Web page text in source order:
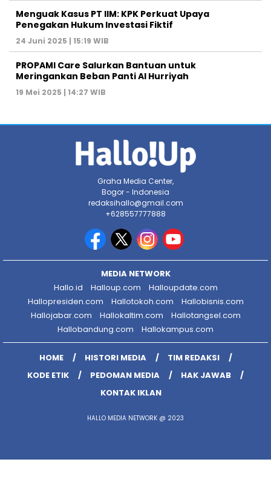
Menguak Kasus PT IIM: KPK Perkuat Upaya
Penegakan Hukum Investasi Fiktif
24 Juni 2025 | 15:19 WIB
PROPAMI Care Salurkan Bantuan untuk
Meringankan Beban Panti Al Hurriyah
19 Mei 2025 | 14:27 WIB
Graha Media Center,
Bogor - Indonesia
redaksihallo@gmail.com
+628557777888
MEDIA NETWORK
Hallo.id
Halloup.com
Halloupdate.com
Hallopresiden.com
Hallotokoh.com
Hallobisnis.com
Hallojabar.com
Hallokaltim.com
Hallotangsel.com
Hallobandung.com
Hallokampus.com
HOME HISTORI MEDIA
TIM REDAKSI
KODE ETIK
PEDOMAN MEDIA
HAK JAWAB
KONTAK IKLAN
HALLO MEDIA NETWORK @ 2023